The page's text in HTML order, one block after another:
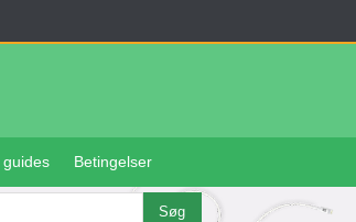
guides Betingelser